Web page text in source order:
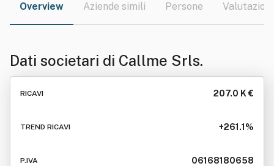
Overview Aziende simili Persone Valutazioni
Dati societari di Callme Srls.
RICAVI 207.0 K €
TREND RICAVI +261.1%
P.IVA 06168180658